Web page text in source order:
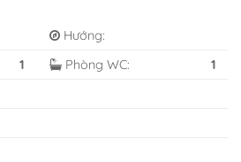
Hướng:
1 Phòng WC:
1